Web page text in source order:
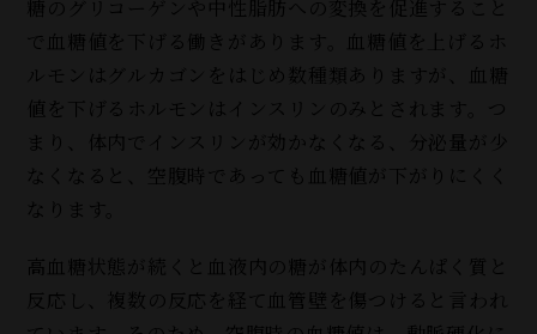
糖のグリコーゲンや中性脂肪への変換を促進すること
で血糖値を下げる働きがあります。血糖値を上げるホ
ルモンはグルカゴンをはじめ数種類ありますが、血糖
値を下げるホルモンはインスリンのみとされます。つ
まり、体内でインスリンが効かなくなる、分泌量が少
なくなると、空腹時であっても血糖値が下がりにくく
なります。
高血糖状態が続くと血液内の糖が体内のたんぱく質と
反応し、複数の反応を経て血管壁を傷つけると言われ